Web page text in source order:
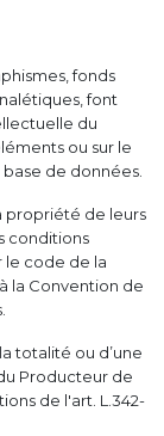
fonds
font
du
ou sur le
de données.
propriété de leurs
conditions
le code de la
la Convention de
totalité ou d’une
Producteur de
de l'art. L.342-